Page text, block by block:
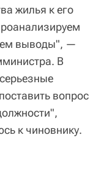
жилья к его
выводы", —
В
вопрос
к чиновнику.